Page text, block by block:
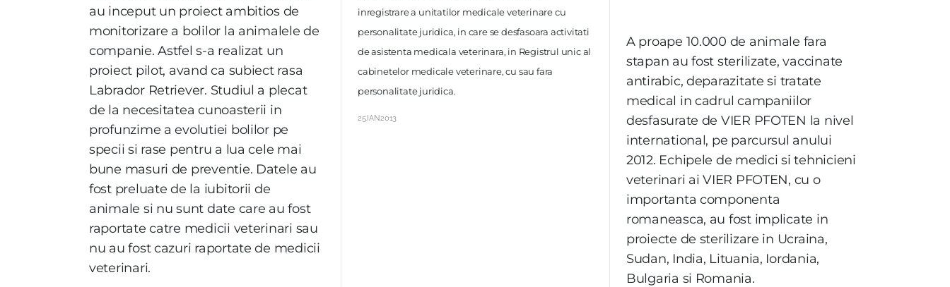
au inceput un proiect ambitios de
monitorizare a bolilor la animalele de
companie. Astfel s-a realizat un
proiect pilot, avand ca subiect rasa
Labrador Retriever. Studiul a plecat
de la necesitatea cunoasterii in
profunzime a evolutiei bolilor pe
specii si rase pentru a lua cele mai
bune masuri de preventie. Datele au
fost preluate de la iubitorii de
animale si nu sunt date care au fost
raportate catre medicii veterinari sau
nu au fost cazuri raportate de medicii
veterinari.
inregistrare a unitatilor medicale veterinare cu
personalitate juridica, in care se desfasoara activitati
de asistenta medicala veterinara, in Registrul unic al
cabinetelor medicale veterinare, cu sau fara
personalitate juridica.
25.IAN.2013
Aproape 10.000 de animale fara
stapan au fost sterilizate, vaccinate
antirabic, deparazitate si tratate
medical in cadrul campaniilor
desfasurate de VIER PFOTEN la nivel
international, pe parcursul anului
2012. Echipele de medici si tehnicieni
veterinari ai VIER PFOTEN, cu o
importanta componenta
romaneasca, au fost implicate in
proiecte de sterilizare in Ucraina,
Sudan, India, Lituania, Iordania,
Bulgaria si Romania.